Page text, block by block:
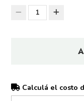
1
Calculá el costo